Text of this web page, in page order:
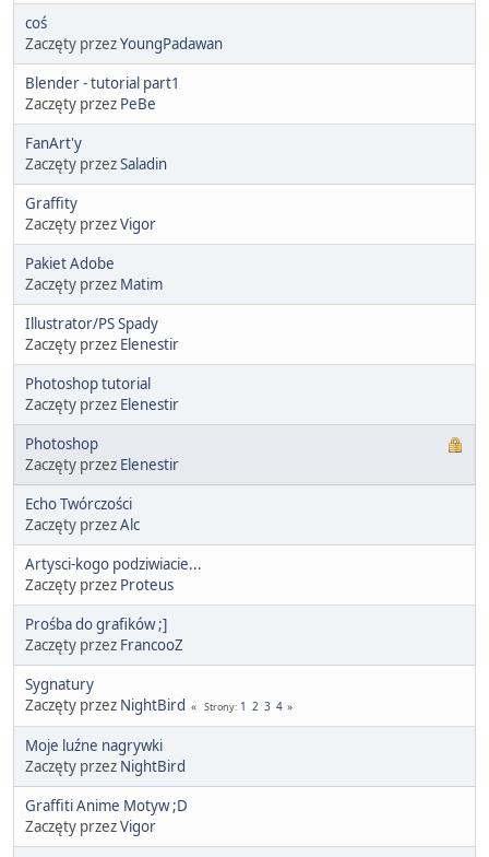
coś
Zaczęty przezYoungPadawan
Blender - tutorial part1
Zaczęty przez PeBe
FanArt'y
Zaczęty przezSaladin
Graffity
Zaczęty przezVigor
Pakiet Adobe
Zaczęty przez Matim
Illustrator/PS Spady
Zaczęty przez Elenestir
Photoshop tutorial
Zaczęty przez Elenestir
Photoshop
Zaczęty przez Elenestir
Echo Twórczości
Zaczęty przezAlc
Artysci-kogo podziwiacie...
Zaczęty przez Proteus
Prośba do grafików ;]
Zaczęty przez FrancooZ
Sygnatury
Zaczęty przez NightBird Strony 1 2 3 4
Moje luźne nagrywki
Zaczęty przez NightBird
Graffiti Anime Motyw ;D
Zaczęty przezVigor